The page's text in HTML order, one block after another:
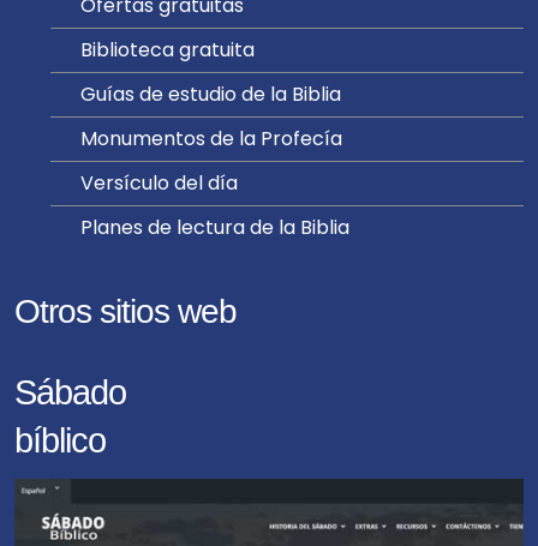
Biblioteca gratuita
Guías de estudio de la Biblia
Monumentos de la Profecía
Versículo del día
Planes de lectura de la Biblia
Otros sitios web
Sábado
bíblico